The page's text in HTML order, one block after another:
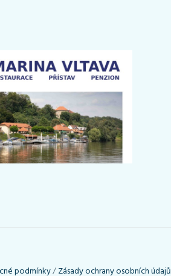
podmínky/Zásady ochrany osobních údajů